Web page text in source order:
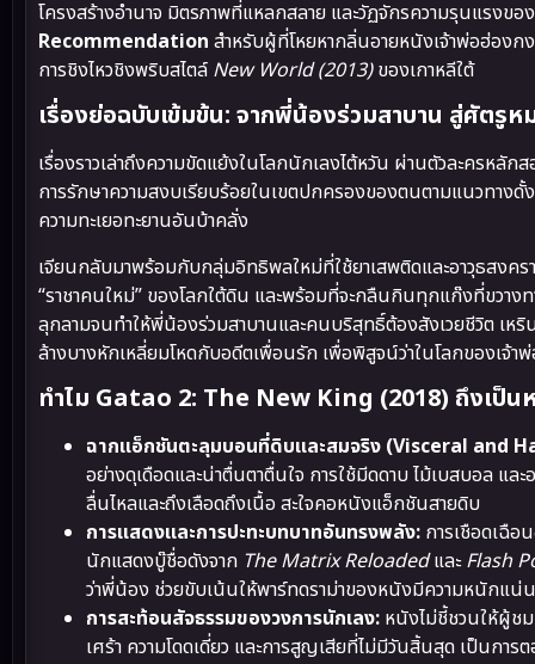
โครงสร้างอำนาจ มิตรภาพที่แหลกสลาย และวัฏจักรความรุนแรง
Recommendation สำหรับผู้ที่โหยหากลิ่นอายหนังเจ้าพ่อฮ่อง
การชิงไหวชิงพริบสไตล์ New World (2013)ของเกาหลีใต้
เรื่องย่อฉบับเข้มข้น: จากพี่น้องร่วมสาบาน สู่ศัตรูห
เรื่องราวเล่าถึงความขัดแย้งในโลกนักเลงไต้หวัน ผ่านตัวละครหลั
การรักษาความสงบเรียบร้อยในเขตปกครองของตนตามแนวทางดั้
ความทะเยอทะยานอันบ้าคลั่ง
เจียนกลับมาพร้อมกับกลุ่มอิทธิพลใหม่ที่ใช้ยาเสพติดและอาวุธสงคร
“ราชาคนใหม่” ของโลกใต้ดิน และพร้อมที่จะกลืนกินทุกแก๊งที่ขวาง
ลุกลามจนทำให้พี่น้องร่วมสาบานและคนบริสุทธิ์ต้องสังเวยชีวิต
ล้างบางหักเหลี่ยมโหดกับอดีตเพื่อนรัก เพื่อพิสูจน์ว่าในโลกของเจ้
ทำไม Gatao 2: The New King (2018) ถึงเป็น
ฉากแอ็กชันตะลุมบอนที่ดิบและสมจริง (Visceral and
อย่างดุเดือดและน่าตื่นตาตื่นใจ การใช้มีดดาบ ไม้เบสบอล
ลื่นไหลและถึงเลือดถึงเนื้อ สะใจคอหนังแอ็กชันสายดิบ
การแสดงและการปะทะบทบาทอันทรงพลัง: การเชือดเฉือ
นักแสดงบู๊ชื่อดังจาก The Matrix ReloadedและFlash
ว่าพี่น้อง ช่วยขับเน้นให้พาร์ทดราม่าของหนังมีความหนักแน่
การสะท้อนสัจธรรมของวงการนักเลง: หนังไม่ชี้ชวนให้ผู้ช
เศร้า ความโดดเดี่ยว และการสูญเสียที่ไม่มีวันสิ้นสุด เป็นการ